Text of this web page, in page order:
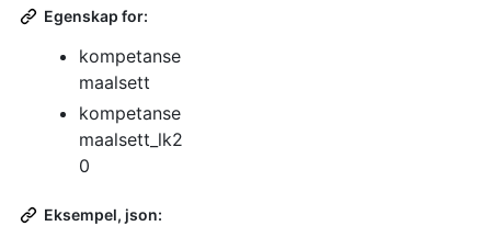
Egenskap for:
kompetanse
maalsett
kompetanse
maalsett_lk2
0
Eksempel, json: